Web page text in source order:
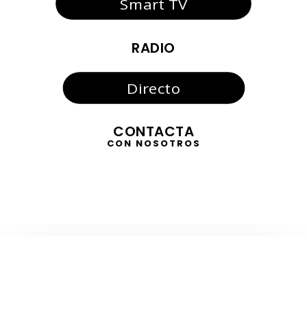
Smart TV
RADIO
Directo
CONTACTA
CON NOSOTROS